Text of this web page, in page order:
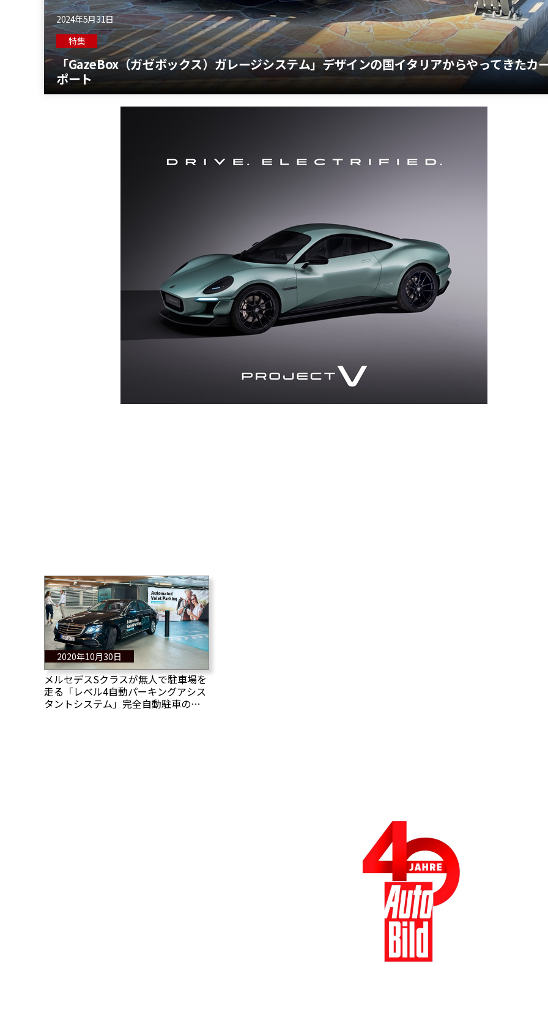
2024年5月31日
特集
「GazeBox（ガゼボックス）ガレージシステム」デザインの国イタリアからやってきたカ
ポート
2020年10月30日
メルセデスSクラスが無人で駐車場を
走る「レベル4自動パーキングアシス
タントシステム」完全自動駐車の実